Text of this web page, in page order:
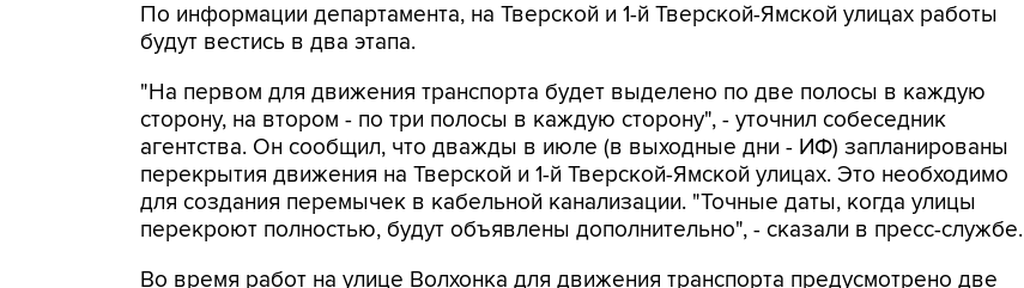
По информации департамента, на Тверской и 1-й Тверской-Ямской улицах работы
будут вестись в два этапа.
"На первом для движения транспорта будет выделено по две полосы в каждую
сторону, на втором - по три полосы в каждую сторону", - уточнил собеседник
агентства. Он сообщил, что дважды в июле (в выходные дни - ИФ) запланированы
перекрытия движения на Тверской и 1-й Тверской-Ямской улицах. Это необходимо
для создания перемычек в кабельной канализации. "Точные даты, когда улицы
перекроют полностью, будут объявлены дополнительно", - сказали в пресс-службе.
Во время работ на улице Волхонка для движения транспорта предусмотрено две